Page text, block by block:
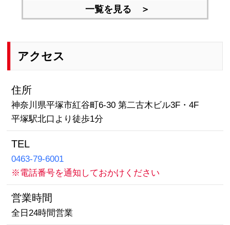
一覧を見る ＞
アクセス
住所
神奈川県平塚市紅谷町6-30 第二古木ビル3F・4F
平塚駅北口より徒歩1分
TEL
0463-79-6001
※電話番号を通知しておかけください
営業時間
全日24時間営業